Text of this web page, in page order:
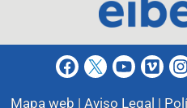
Mapa web | Aviso Legal |